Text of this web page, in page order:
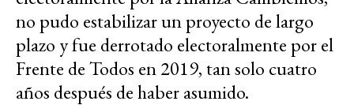
no pudo estabilizar un proyecto de largo
plazo y fue derrotado electoralmente por el
Frente de Todos en 2019, tan solo cuatro
años después de haber asumido.